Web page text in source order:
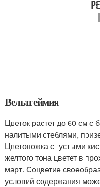
Вельтгеймия
Цветок растет до 60 см
налитыми стеблями,
Цветоножка с густыми
желтого тона цветет в
март. Соцветие
условий содержания